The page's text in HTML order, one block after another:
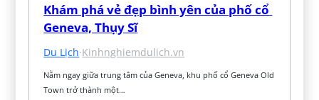
Khám phá vẻ đẹp bình yên của phố cổ
Geneva, Thụy Sĩ
Du Lịch·Kinhnghiemdulich.vn
Nằm ngay giữa trung tâm của Geneva, khu phố cổ Geneva Old
Town trở thành một…